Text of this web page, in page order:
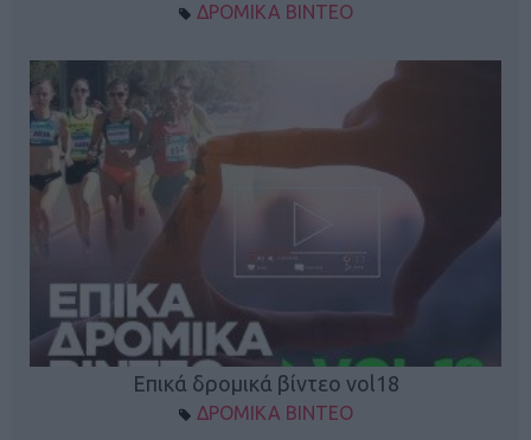
ΔΡΟΜΙΚΑ ΒΙΝΤΕΟ
Επικά δρομικά βίντεο vol18
ΔΡΟΜΙΚΑ ΒΙΝΤΕΟ